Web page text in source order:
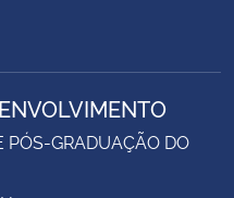
PÓS-GRADUAÇÃO DO